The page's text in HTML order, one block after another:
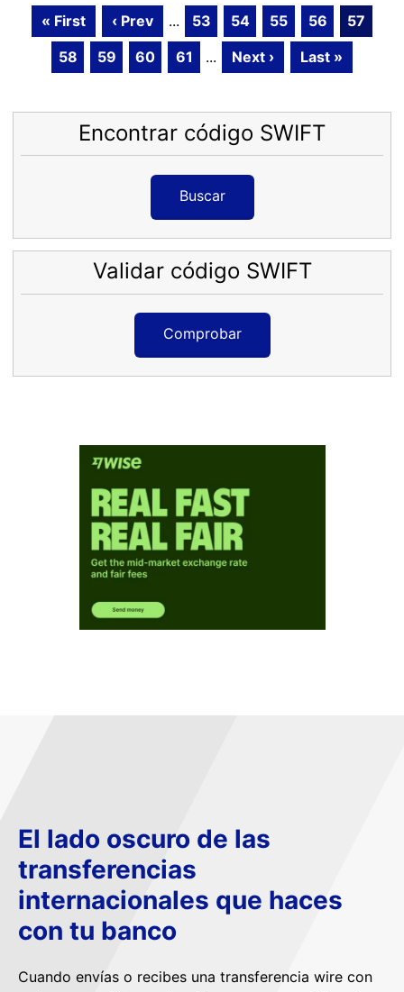
« First ‹ Prev ... 53 54 55 56
57
58
59 60 61 ... Next › Last »
Encontrar código SWIFT
Buscar
Validar código SWIFT
Comprobar
El lado oscuro de las
transferencias
internacionales que haces
con tu banco
Cuando envías o recibes una transferencia wire con